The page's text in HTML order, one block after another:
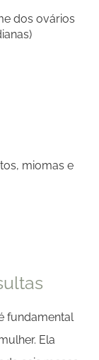
dos ovários
miomas e
fundamental
Ela